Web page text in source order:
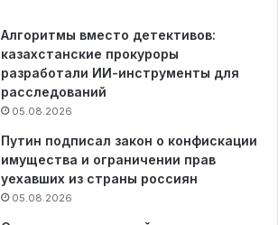
Алгоритмы вместо детективов:
казахстанские прокуроры
разработали ИИ-инструменты для
расследований
05.08.2026
Путин подписал закон о конфискации
имущества и ограничении прав
уехавших из страны россиян
05.08.2026